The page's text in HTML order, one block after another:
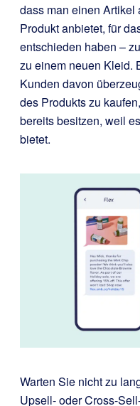
dass man einen
Produkt anbietet, für
entschieden haben –
zu einem neuen Kleid.
Kunden davon
des Produkts zu
bereits besitzen, weil
bietet.
Warten Sie nicht zu
Upsell- oder Cross-